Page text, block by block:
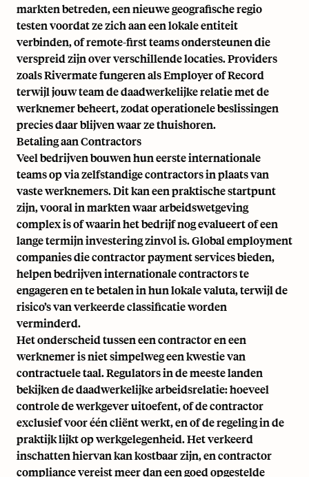
markten betreden, een nieuwe geografische regio
testen voordat ze zich aan een lokale entiteit
verbinden, of remote-first teams ondersteunen die
verspreid zijn over verschillende locaties. Providers
zoals Rivermate fungeren als Employer of Record
terwijl jouw team de daadwerkelijke relatie met de
werknemer beheert, zodat operationele beslissingen
precies daar blijven waar ze thuishoren.
Betaling aan Contractors
Veel bedrijven bouwen hun eerste internationale
teams op via zelfstandige contractors in plaats van
vaste werknemers. Dit kan een praktische startpunt
zijn, vooral in markten waar arbeidswetgeving
complex is of waarin het bedrijf nog evalueert of een
lange termijn investering zinvol is. Global employment
companies die contractor payment services bieden,
helpen bedrijven internationale contractors te
engageren en te betalen in hun lokale valuta, terwijl de
risico’s van verkeerde classificatie worden
verminderd.
Het onderscheid tussen een contractor en een
werknemer is niet simpelweg een kwestie van
contractuele taal. Regulators in de meeste landen
bekijken de daadwerkelijke arbeidsrelatie: hoeveel
controle de werkgever uitoefent, of de contractor
exclusief voor één cliënt werkt, en of de regeling in de
praktijk lijkt op werkgelegenheid. Het verkeerd
inschatten hiervan kan kostbaar zijn, encontractor
compliancevereist meer dan een goed opgestelde